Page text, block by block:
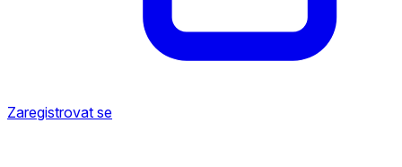
Zaregistrovat se